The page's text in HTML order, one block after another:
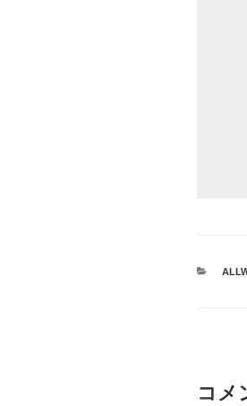
カ
コメ